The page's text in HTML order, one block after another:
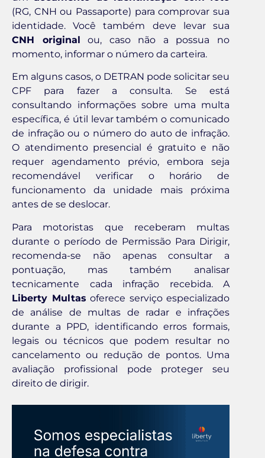
(RG, CNH ou Passaporte) para comprovar sua
identidade. Você também deve levar sua
CNH original ou, caso não a possua no
momento, informar o número da carteira.
Em alguns casos, o DETRAN pode solicitar seu
CPF para fazer a consulta. Se está
consultando informações sobre uma multa
específica, é útil levar também o comunicado
de infração ou o número do auto de infração.
O atendimento presencial é gratuito e não
requer agendamento prévio, embora seja
recomendável verificar o horário de
funcionamento da unidade mais próxima
antes de se deslocar.
Para motoristas que receberam multas
durante o período de Permissão Para Dirigir,
recomenda-se não apenas consultar a
pontuação, mas também analisar
tecnicamente cada infração recebida. A
Liberty Multas oferece serviço especializado
de análise de multas de radar e infrações
durante a PPD, identificando erros formais,
legais ou técnicos que podem resultar no
cancelamento ou redução de pontos. Uma
avaliação profissional pode proteger seu
direito de dirigir.